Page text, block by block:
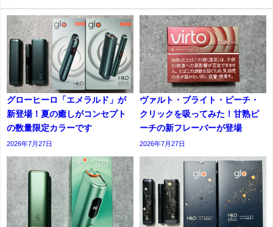
グローヒーロ「エメラルド」が
新登場！夏の癒しがコンセプト
の数量限定カラーです
2026年7月27日
ヴァルト・ブライト・ピーチ・
クリックを吸ってみた！甘熟ピ
ーチの新フレーバーが登場
2026年7月27日